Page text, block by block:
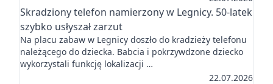
Skradziony telefon namierzony w Legnicy. 50-latek
szybko usłyszał zarzut
Na placu zabaw w Legnicy doszło do kradzieży telefonu
należącego do dziecka. Babcia i pokrzywdzone dziecko
wykorzystali funkcję lokalizacji …
22.07.2026